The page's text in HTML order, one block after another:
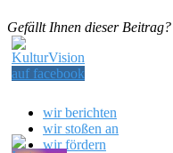
Gefällt Ihnen dieser
wir berichten
wir stoßen an
wir fördern